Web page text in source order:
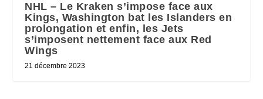
NHL – Le Kraken s’impose face aux
Kings, Washington bat les Islanders en
prolongation et enfin, les Jets
s’imposent nettement face aux Red
Wings
21 décembre 2023